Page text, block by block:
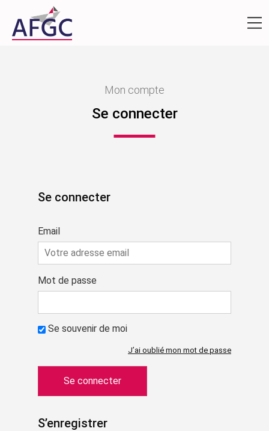
Mon compte
Se connecter
Se connecter
Email
Mot de passe
Se souvenir de moi
J’ai oublié mon mot de passe
S’enregistrer